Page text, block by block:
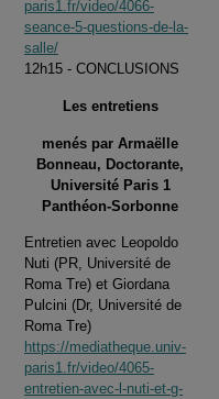
paris1.fr/video/4066-
seance-5-questions-de-la-
salle/
12h15 - CONCLUSIONS
Les entretiens
menés par Armaëlle
Bonneau, Doctorante,
Université Paris 1
Panthéon-Sorbonne
Entretien avec Leopoldo
Nuti (PR, Université de
Roma Tre) et Giordana
Pulcini (Dr, Université de
Roma Tre)
https://mediatheque.univ-
paris1.fr/video/4065-
entretien-avec-l-nuti-et-g-